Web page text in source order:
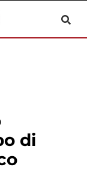
di